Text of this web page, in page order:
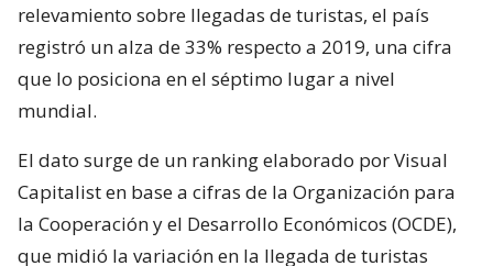
relevamiento sobre llegadas de turistas, el país
registró un alza de 33% respecto a 2019, una cifra
que lo posiciona en el séptimo lugar a nivel
mundial.
El dato surge de un ranking elaborado por Visual
Capitalist en base a cifras de la Organización para
la Cooperación y el Desarrollo Económicos (OCDE),
que midió la variación en la llegada de turistas